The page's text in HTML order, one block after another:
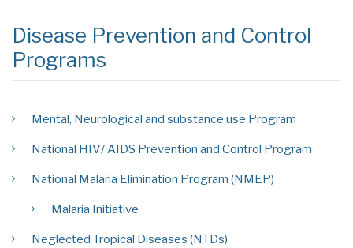
Disease Prevention and Control
Programs
Mental, Neurological and substance use Program
National HIV/ AIDS Prevention and Control Program
National Malaria Elimination Program (NMEP)
Malaria Initiative
Neglected Tropical Diseases (NTDs)